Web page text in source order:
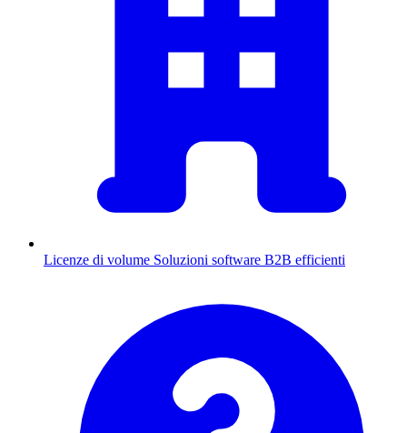
Licenze di volume Soluzioni software B2B efficienti